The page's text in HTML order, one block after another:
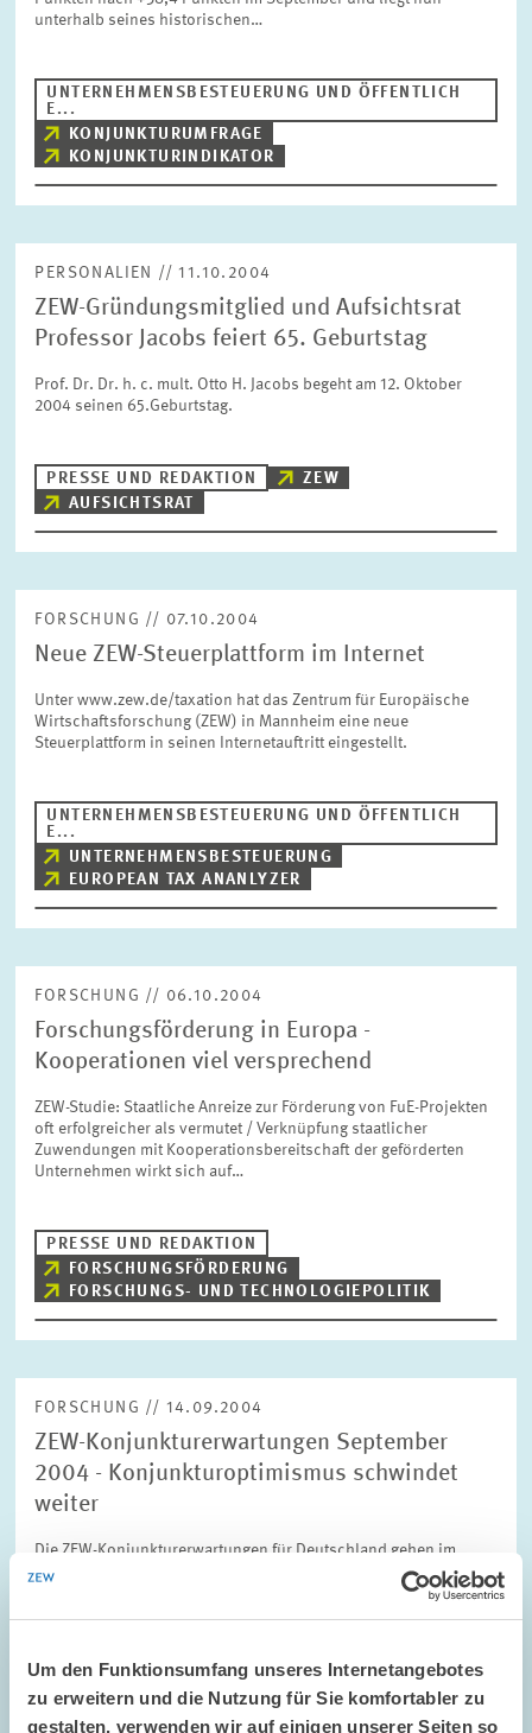
Um den Funktionsumfang unseres Internetangebotes
zu erweitern und die Nutzung für Sie komfortabler zu
gestalten, verwenden wir auf einigen unserer Seiten so
unterhalb seines historischen…
UNTERNEHMENSBESTEUERUNG UND ÖFFENTLICH
E...
KONJUNKTURUMFRAGE
KONJUNKTURINDIKATOR
PERSONALIEN // 11.10.2004
ZEW-Gründungsmitglied und Aufsichtsrat
Professor Jacobs feiert 65. Geburtstag
Prof. Dr. Dr. h. c. mult. Otto H. Jacobs begeht am 12. Oktober
2004 seinen 65.Geburtstag.
PRESSE UND REDAKTION
ZEW
AUFSICHTSRAT
FORSCHUNG // 07.10.2004
Neue ZEW-Steuerplattform im Internet
Unter www.zew.de/taxation hat das Zentrum für Europäische
Wirtschaftsforschung (ZEW) in Mannheim eine neue
Steuerplattform in seinen Internetauftritt eingestellt.
UNTERNEHMENSBESTEUERUNG UND ÖFFENTLICH
E...
UNTERNEHMENSBESTEUERUNG
EUROPEAN TAX ANANLYZER
FORSCHUNG // 06.10.2004
Forschungsförderung in Europa -
Kooperationen viel versprechend
ZEW-Studie: Staatliche Anreize zur Förderung von FuE-Projekten
oft erfolgreicher als vermutet / Verknüpfung staatlicher
Zuwendungen mit Kooperationsbereitschaft der geförderten
Unternehmen wirkt sich auf…
PRESSE UND REDAKTION
FORSCHUNGSFÖRDERUNG
FORSCHUNGS- UND TECHNOLOGIEPOLITIK
FORSCHUNG // 14.09.2004
ZEW-Konjunkturerwartungen September
2004 - Konjunkturoptimismus schwindet
weiter
Die ZEW-Konjunkturerwartungen für Deutschland gehen im
September um -6,9 Punkte zurück. Der Indikator steht nun bei
+38,4 Punkten nach +45,3 Punkten im August und liegt damit